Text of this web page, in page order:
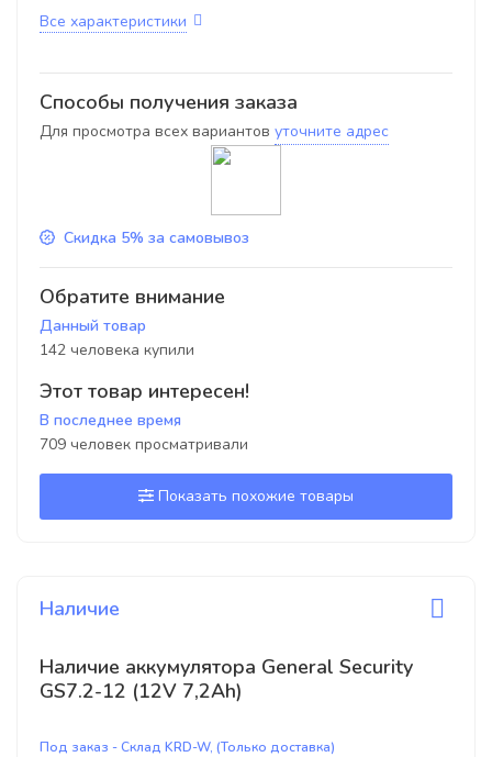
Все характеристики
Способы получения заказа
Для просмотра всех вариантов уточните адрес
Скидка 5% за самовывоз
Обратите внимание
Данный товар
142 человека купили
Этот товар интересен!
В последнее время
709 человек просматривали
Показать похожие товары
Наличие
Наличие аккумулятора General Security
GS7.2-12 (12V 7,2Ah)
Под заказ - Склад KRD-W, (Только доставка)